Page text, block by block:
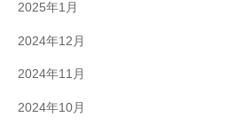
2025年1月
2024年12月
2024年11月
2024年10月